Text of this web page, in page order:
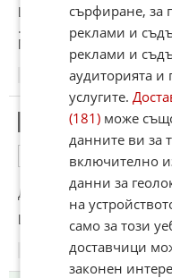
Що , нали постоянно
....припомнете си колко
Партията и
16.06.2026
Щик Найн
До коментар от
Що? Образът на
16.06.2026
сърфиране, за
реклами и
реклами и
аудиторията и
услугите.
(181) може
данните ви за
включително
данни за
на
само за този
доставчици
законен